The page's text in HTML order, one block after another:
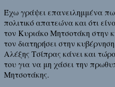
Έχω γράψει επανειλημμένα
πολιτικό απατεώνα και ότι
τον Κυριάκο Μητσοτάκη στην
τον διατηρήσει στην
Αλέξης Τσίπρας κάνει και
του για να μη χάσει την
Μητσοτάκης.